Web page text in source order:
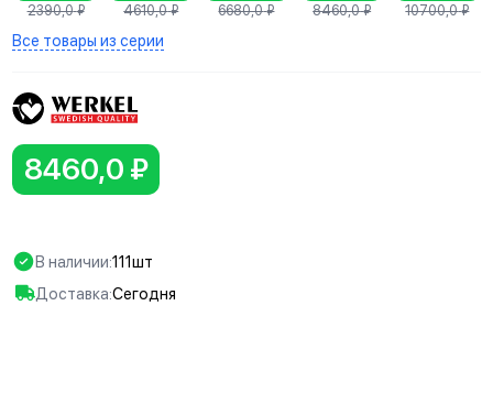
2390,0 ₽ 4610,0 ₽ 6680,0 ₽ 8460,0 ₽ 10700,0 ₽
Все товары из серии
8460,0 ₽
В наличии:111шт
Доставка:Сегодня